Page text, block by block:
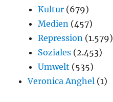
Kultur (679)
Medien (457)
Repression (1.579)
Soziales (2.453)
Umwelt (535)
Veronica Anghel (1)